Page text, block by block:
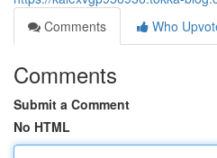
Comments
Who
Comments
Submit a Comment
No HTML